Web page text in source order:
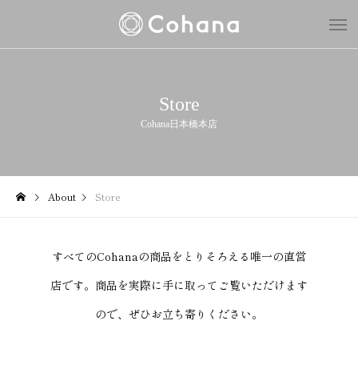
Store
Cohana日本橋本店
About Store
すべてのCohanaの商品をとりそろえる唯一の直営
店です。商品を実際に手に取ってご覧いただけます
ので、ぜひお立ち寄りください。